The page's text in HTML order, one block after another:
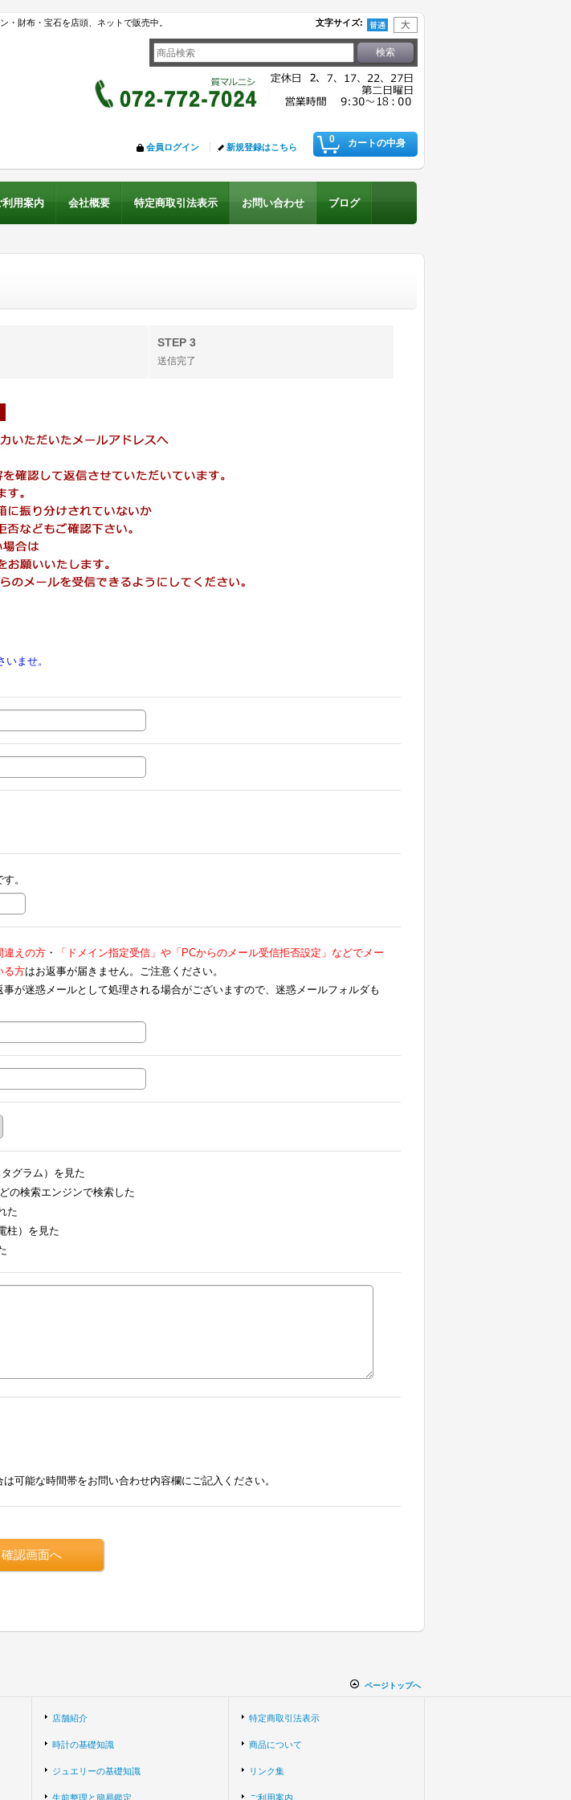
・財布・宝石を店頭、ネットで販売中。 文字サイズ:
0 カートの中身
会員ログイン 新規登録はこちら
利用案内 会社概要 特定商取引法表示 お問い合わせ ブログ
STEP 3
送信完了
いませ。
。
違えの方 ・
「ドメイン指定受信」や「PCからのメール受信拒否設定」などでメー
る方はお返事が届きません。ご注意ください。
事が迷惑メールとして処理される場合がございますので、迷惑メールフォルダも
グラム）を見た
の検索エンジンで検索した
た
柱）を見た
可能な時間帯をお問い合わせ内容欄にご記入ください。
ページトップへ
店舗紹介
時計の基礎知識
ジュエリーの基礎知識
生前整理と簡易鑑定
特定商取引法表示
商品について
リンク集
ご利用案内